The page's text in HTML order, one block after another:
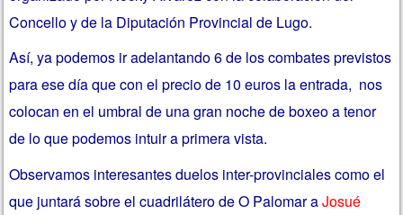
Concello y de la Diputación Provincial de Lugo.
Así, ya podemos ir adelantando 6 de los combates previstos
para ese día que con el precio de 10 euros la entrada, nos
colocan en el umbral de una gran noche de boxeo a tenor
de lo que podemos intuir a primera vista.
Observamos interesantes duelos inter-provinciales como el
que juntará sobre el cuadrilátero de O Palomar aJosué